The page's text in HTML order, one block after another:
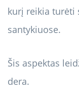
kurį reikia turėti
santykiuose.
Šis aspektas
dera.